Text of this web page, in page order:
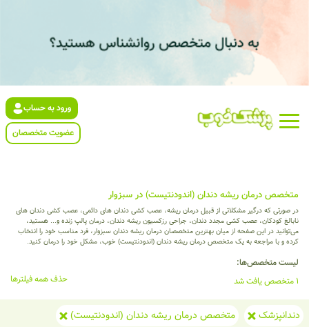
ورود به حساب
عضویت متخصصان
متخصص درمان ریشه دندان (اندودنتیست) در سبزوار
در صورتی که درگیر مشکلاتی از قبیل درمان ریشه، عصب کشی دندان های دائمی، عصب کشی دندان های
نابالغ کودکان، عصب کشی مجدد دندان، جراحی رزکسیون ریشه دندان، درمان پالپ زنده و... هستید،
می‌توانید در این صفحه از میان بهترین متخصصان درمان ریشه دندان سبزوار، فرد مناسب خود را انتخاب
کرده و با مراجعه به یک متخصص درمان ریشه دندان (اندودنتیست) خوب، مشکل خود را درمان کنید.
لیست متخصص‌ها:
1 متخصص یافت شد
حذف همه فیلترها
دندانپزشک
متخصص درمان ریشه دندان (اندودنتیست)